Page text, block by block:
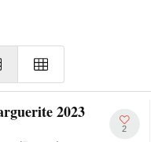
2023
2